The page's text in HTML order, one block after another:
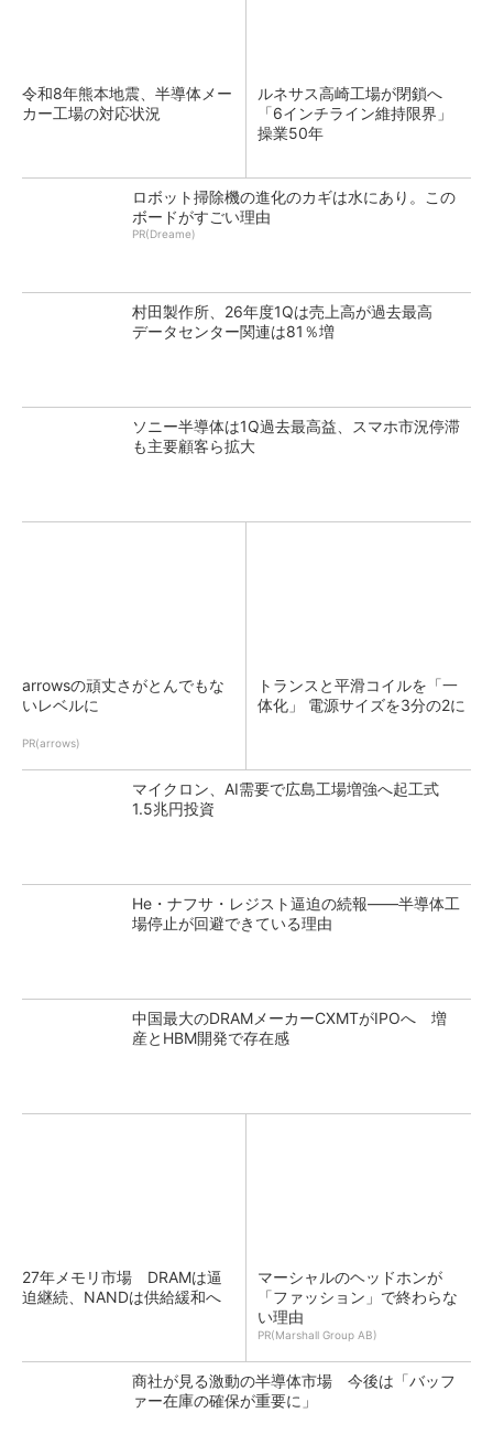
令和8年熊本地震、半導体メー
カー工場の対応状況
ルネサス高崎工場が閉鎖へ
「6インチライン維持限界」
操業50年
ロボット掃除機の進化のカギは水にあり。この
ボードがすごい理由
PR(Dreame)
村田製作所、26年度1Qは売上高が過去最高
データセンター関連は81％増
ソニー半導体は1Q過去最高益、スマホ市況停滞
も主要顧客ら拡大
arrowsの頑丈さがとんでもな
いレベルに
PR(arrows)
トランスと平滑コイルを「一
体化」 電源サイズを3分の2に
マイクロン、AI需要で広島工場増強へ起工式
1.5兆円投資
He・ナフサ・レジスト逼迫の続報――半導体工
場停止が回避できている理由
中国最大のDRAMメーカーCXMTがIPOへ 増
産とHBM開発で存在感
27年メモリ市場 DRAMは逼
迫継続、NANDは供給緩和へ
マーシャルのヘッドホンが
「ファッション」で終わらな
い理由
PR(Marshall Group AB)
商社が見る激動の半導体市場 今後は「バッフ
ァー在庫の確保が重要に」